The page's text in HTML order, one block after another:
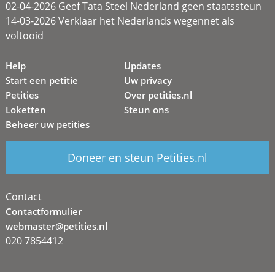
02-04-2026 Geef Tata Steel Nederland geen staatssteun
14-03-2026 Verklaar het Nederlands wegennet als
voltooid
Help
Start een petitie
Petities
Loketten
Beheer uw petities
Updates
Uw privacy
Over petities.nl
Steun ons
Doneer en steun Petities.nl
Contact
Contactformulier
webmaster@petities.nl
020 7854412